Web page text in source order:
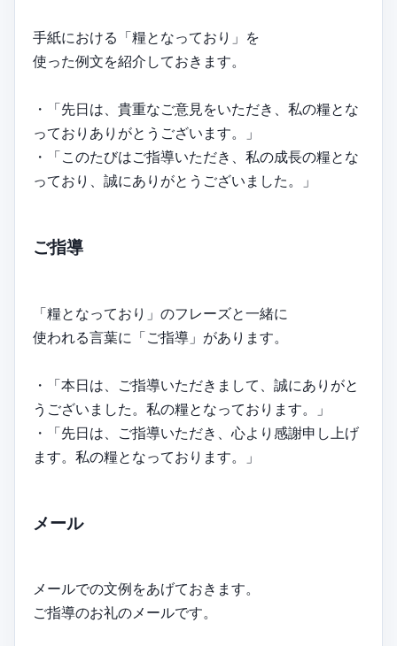
手紙における「糧となっており」を
使った例文を紹介しておきます。
・「先日は、貴重なご意見をいただき、私の糧とな
っておりありがとうございます。」
・「このたびはご指導いただき、私の成長の糧とな
っており、誠にありがとうございました。」
ご指導
「糧となっており」のフレーズと一緒に
使われる言葉に「ご指導」があります。
・「本日は、ご指導いただきまして、誠にありがと
うございました。私の糧となっております。」
・「先日は、ご指導いただき、心より感謝申し上げ
ます。私の糧となっております。」
メール
メールでの文例をあげておきます。
ご指導のお礼のメールです。